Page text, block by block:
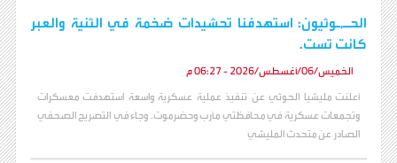
الحـ,ـوثيون: استهدفنا تحشيدات ضخمة في الثنية والعبر
كانت تست.
الخميس/06/أغسطس/2026 - 06:27 م
أعلنت مليشيا الحوثي عن تنفيذ عملية عسكرية واسعة استهدفت معسكرات
وتجمعات عسكرية في محافظتي مأرب وحضرموت. وجاء في التصريح الصحفي
الصادر عن متحدث المليشي